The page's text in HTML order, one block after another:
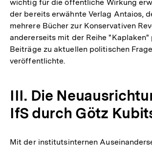
der
wichtig für die öffentliche Wirkung
der bereits erwähnte Verlag Antaios,
mehrere Bücher zur Konservativen
andererseits mit der Reihe
Beiträge zu aktuellen politischen
veröffentlichte.
III. Die
IfS durch Götz
Mit der institutsinternen